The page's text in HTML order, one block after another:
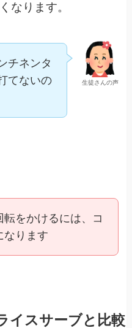
なります。
生徒さんの声
チネンタ
てないの
をかけるには、コ
なります
イスサーブと比較